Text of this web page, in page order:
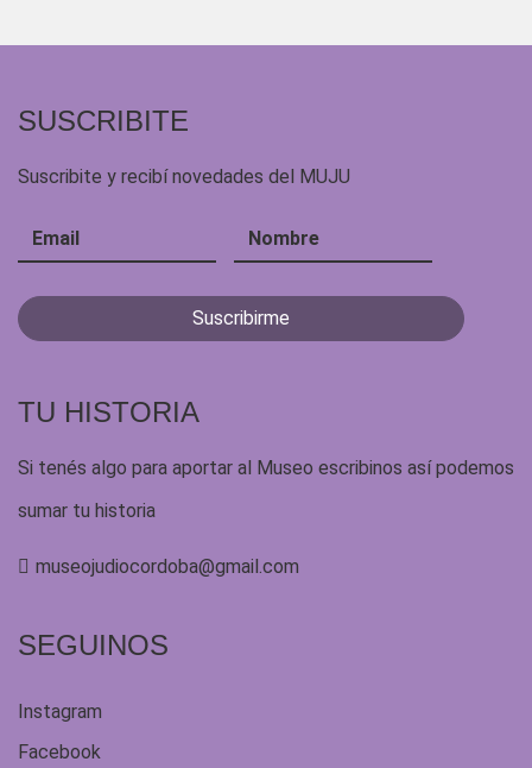
SUSCRIBITE
Suscribite y recibí novedades del MUJU
TU HISTORIA
Si tenés algo para aportar al Museo escribinos así podemos
sumar tu historia
museojudiocordoba@gmail.com
SEGUINOS
Instagram
Facebook